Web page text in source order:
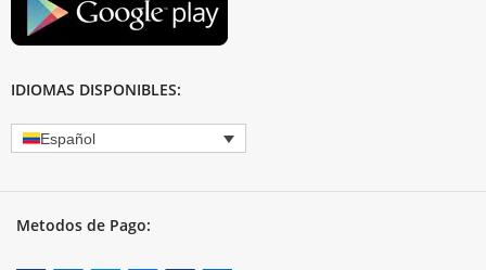
IDIOMAS DISPONIBLES:
Español
Metodos de Pago: